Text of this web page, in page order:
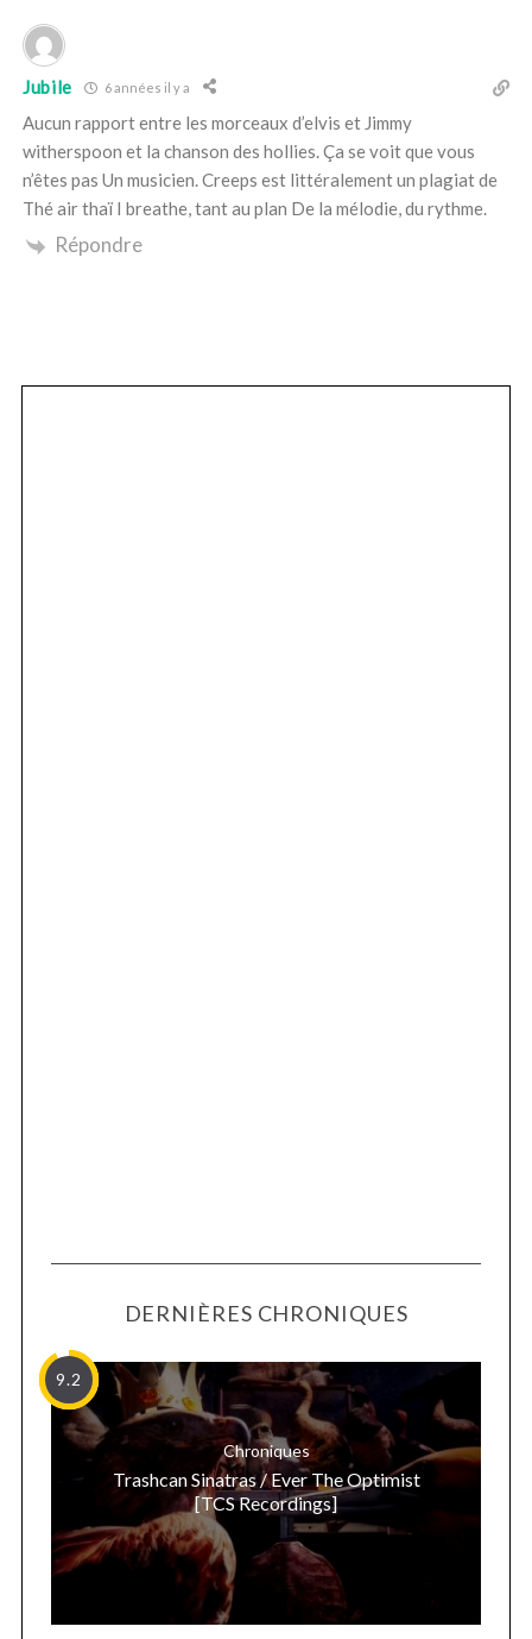
Jubile 6 années il y a
Aucun rapport entre les morceaux d’elvis et Jimmy
witherspoon et la chanson des hollies. Ça se voit que vous
n’êtes pas Un musicien. Creeps est littéralement un plagiat de
Thé air thaï I breathe, tant au plan De la mélodie, du rythme.
Répondre
DERNIÈRES CHRONIQUES
9.2
Chroniques
Trashcan Sinatras / Ever The Optimist
[TCS Recordings]